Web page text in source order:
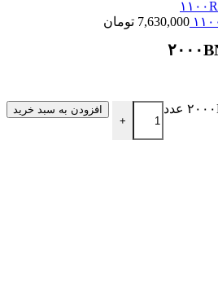
7,630,000 تومان
+
افزودن به سبد خرید